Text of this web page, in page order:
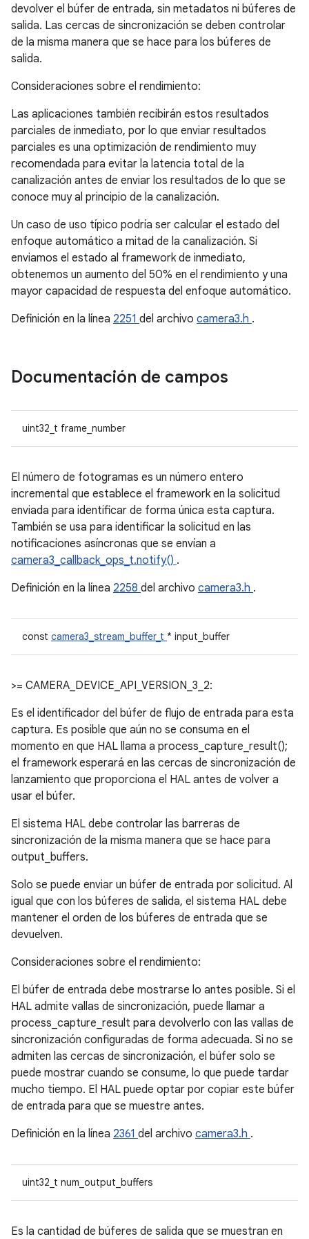
devolver el búfer de entrada, sin metadatos ni búferes de
salida. Las cercas de sincronización se deben controlar
de la misma manera que se hace para los búferes de
salida.
Consideraciones sobre el rendimiento:
Las aplicaciones también recibirán estos resultados
parciales de inmediato, por lo que enviar resultados
parciales es una optimización de rendimiento muy
recomendada para evitar la latencia total de la
canalización antes de enviar los resultados de lo que se
conoce muy al principio de la canalización.
Un caso de uso típico podría ser calcular el estado del
enfoque automático a mitad de la canalización. Si
enviamos el estado al framework de inmediato,
obtenemos un aumento del 50% en el rendimiento y una
mayor capacidad de respuesta del enfoque automático.
Definición en la línea 2251 del archivo camera3.h .
Documentación de campos
uint32_t frame_number
El número de fotogramas es un número entero
incremental que establece el framework en la solicitud
enviada para identificar de forma única esta captura.
También se usa para identificar la solicitud en las
notificaciones asíncronas que se envían a
camera3_callback_ops_t.notify() .
Definición en la línea 2258 del archivo camera3.h .
const camera3_stream_buffer_t * input_buffer
>= CAMERA_DEVICE_API_VERSION_3_2:
Es el identificador del búfer de flujo de entrada para esta
captura. Es posible que aún no se consuma en el
momento en que HAL llama a process_capture_result();
el framework esperará en las cercas de sincronización de
lanzamiento que proporciona el HAL antes de volver a
usar el búfer.
El sistema HAL debe controlar las barreras de
sincronización de la misma manera que se hace para
output_buffers.
Solo se puede enviar un búfer de entrada por solicitud. Al
igual que con los búferes de salida, el sistema HAL debe
mantener el orden de los búferes de entrada que se
devuelven.
Consideraciones sobre el rendimiento:
El búfer de entrada debe mostrarse lo antes posible. Si el
HAL admite vallas de sincronización, puede llamar a
process_capture_result para devolverlo con las vallas de
sincronización configuradas de forma adecuada. Si no se
admiten las cercas de sincronización, el búfer solo se
puede mostrar cuando se consume, lo que puede tardar
mucho tiempo. El HAL puede optar por copiar este búfer
de entrada para que se muestre antes.
Definición en la línea 2361 del archivo camera3.h .
uint32_t num_output_buffers
Es la cantidad de búferes de salida que se muestran en